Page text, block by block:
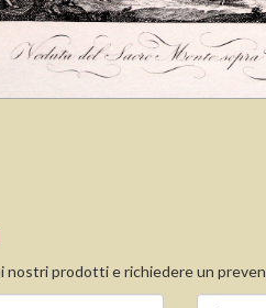
nostri prodotti e richiedere un